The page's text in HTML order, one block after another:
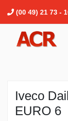
(00 49) 21 73 -
Iveco
EURO 6